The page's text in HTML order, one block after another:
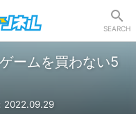
SEARCH
ームを買わない5
2022.09.29